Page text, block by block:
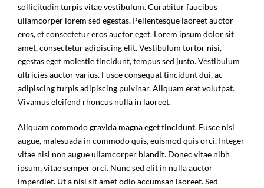
sollicitudin turpis vitae vestibulum. Curabitur faucibus
ullamcorper lorem sed egestas. Pellentesque laoreet auctor
eros, et consectetur eros auctor eget. Lorem ipsum dolor sit
amet, consectetur adipiscing elit. Vestibulum tortor nisi,
egestas eget molestie tincidunt, tempus sed justo. Vestibulum
ultricies auctor varius. Fusce consequat tincidunt dui, ac
adipiscing turpis adipiscing pulvinar. Aliquam erat volutpat.
Vivamus eleifend rhoncus nulla in laoreet.
Aliquam commodo gravida magna eget tincidunt. Fusce nisi
augue, malesuada in commodo quis, euismod quis orci. Integer
vitae nisl non augue ullamcorper blandit. Donec vitae nibh
ipsum, vitae semper orci. Nunc sed elit in nulla auctor
imperdiet. Ut a nisl sit amet odio accumsan laoreet. Sed